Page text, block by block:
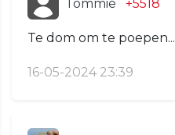
Tommie +5518
Te dom om te poepen...
16-05-2024 23:39